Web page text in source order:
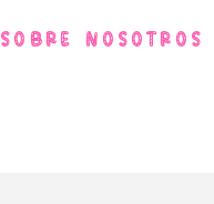
Sobre Nosotros